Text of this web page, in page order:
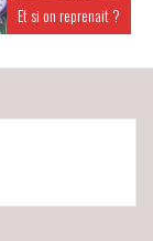
Et si on reprenait ?